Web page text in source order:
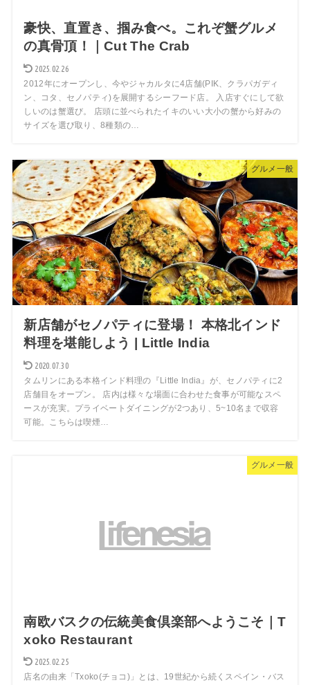
豪快、直置き、掴み食べ。これぞ蟹グルメ
の真骨頂！｜Cut The Crab
2025.02.26
2012年にオープンし、今やジャカルタに4店舗(PIK、クラパガディ
ン、コタ、セノパティ)を展開するシーフード店。 入店すぐにして欲
しいのは蟹選び。 店頭に並べられたイキのいい大小の蟹から好みの
サイズを選び取り、8種類の…
グルメ一般
新店舗がセノパティに登場！ 本格北インド
料理を堪能しよう | Little India
2020.07.30
タムリンにある本格インド料理の『Little India』が、セノパティに2
店舗目をオープン。 店内は様々な場面に合わせた食事が可能なスペ
ースが充実。プライベートダイニングが2つあり、5~10名まで収容
可能。こちらは喫煙…
グルメ一般
南欧バスクの伝統美食倶楽部へようこそ｜T
xoko Restaurant
2025.02.25
店名の由来「Txoko(チョコ)」とは、19世紀から続くスペイン・バス